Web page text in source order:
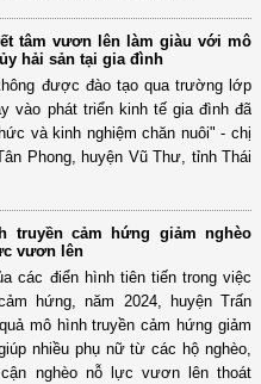
tâm vươn lên làm giàu với mô
hải sản tại gia đình
được đào tạo qua trường lớp
vào phát triển kinh tế gia đình đã
và kinh nghiệm chăn nuôi" - chị
Phong, huyện Vũ Thư, tỉnh Thái
truyền cảm hứng giảm nghèo
vươn lên
các điển hình tiên tiến trong việc
hứng, năm 2024, huyện Trấn
mô hình truyền cảm hứng giảm
nhiều phụ nữ từ các hộ nghèo,
nghèo nỗ lực vươn lên thoát